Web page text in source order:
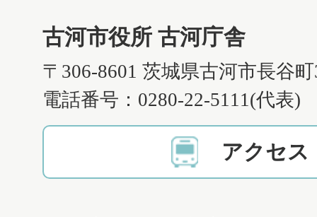
古河市役所 古河庁舎
〒306-8601 茨城県古河市長谷
電話番号：0280-22-5111(代表)
アクセス